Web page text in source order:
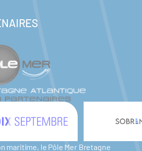
maritime, le Pôle Mer Bretagne